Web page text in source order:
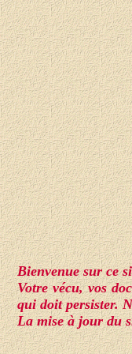
Bienvenue sur ce
Votre vécu, vos
qui doit persister.
La mise à jour du